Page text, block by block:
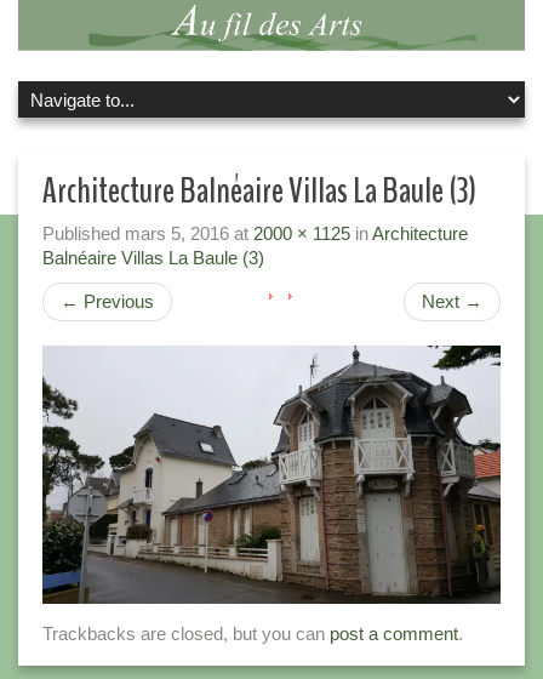
Architecture Balnéaire Villas La Baule (3)
Published mars 5, 2016 at 2000 × 1125 inArchitecture
Balnéaire Villas La Baule (3)
← Previous Next →
Trackbacks are closed, but you can post a comment.